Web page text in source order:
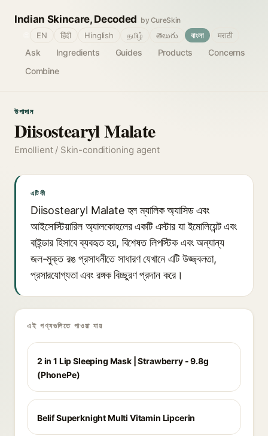
Indian Skincare, Decoded by CureSkin
Ask Ingredients Guides Products
Concerns
Combine
EN हिंदी Hinglish தமிழ் తెలుగు বাংলা मराठी
উপাদান
Diisostearyl Malate
Emollient / Skin-conditioning agent
এটি কী
Diisostearyl Malate হল ম্যালিক অ্যাসিড এবং
আইসোস্টিয়ারিল অ্যালকোহলের একটি এস্টার যা ইমোলিয়েন্ট এবং
বাইন্ডার হিসাবে ব্যবহৃত হয়, বিশেষত লিপস্টিক এবং অন্যান্য
জল-মুক্ত রঙ প্রসাধনীতে সাধারণ যেখানে এটি উজ্জ্বলতা,
প্রসারযোগ্যতা এবং রঙ্গক বিচ্ছুরণ প্রদান করে।
এই পণ্যগুলিতে পাওয়া যায়
2 in 1 Lip Sleeping Mask | Strawberry - 9.8g
(PhonePe)
Belif Superknight Multi Vitamin Lipcerin